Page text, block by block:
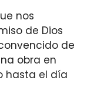
nos
de Dios
de
obra en
hasta el día